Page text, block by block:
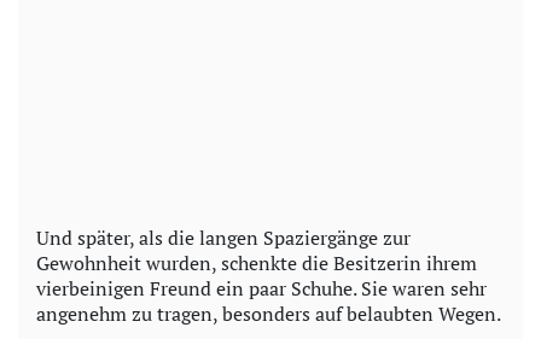
Und später, als die langen Spaziergänge zur
Gewohnheit wurden, schenkte die Besitzerin ihrem
vierbeinigen Freund ein paar Schuhe. Sie waren sehr
angenehm zu tragen, besonders auf belaubten Wegen.